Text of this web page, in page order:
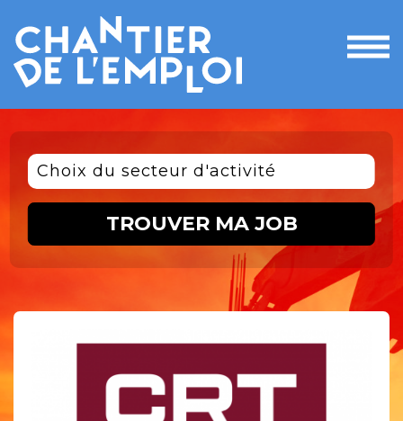
le
Choix du secteur d'activité
TROUVER MA JOB